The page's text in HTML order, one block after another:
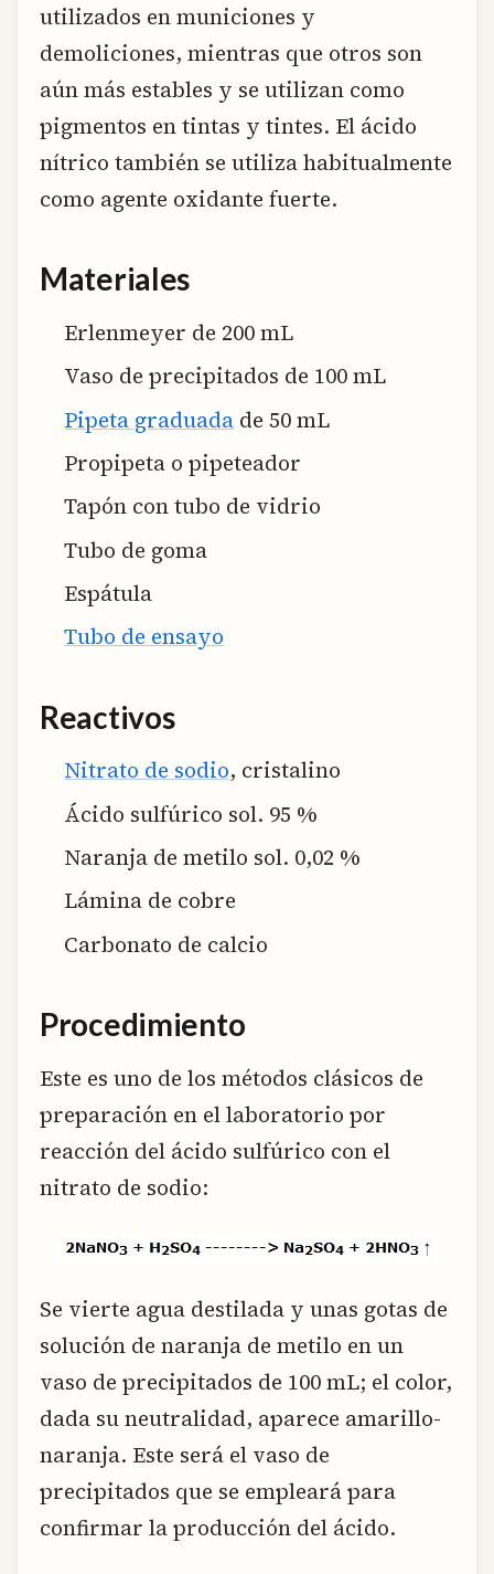
utilizados en municiones y
demoliciones, mientras que otros son
aún más estables y se utilizan como
pigmentos en tintas y tintes. El ácido
nítrico también se utiliza habitualmente
como agente oxidante fuerte.
Materiales
Erlenmeyer de 200 mL
Vaso de precipitados de 100 mL
Pipeta graduada de 50 mL
Propipeta o pipeteador
Tapón con tubo de vidrio
Tubo de goma
Espátula
Tubo de ensayo
Reactivos
Nitrato de sodio, cristalino
Ácido sulfúrico sol. 95 %
Naranja de metilo sol. 0,02 %
Lámina de cobre
Carbonato de calcio
Procedimiento
Este es uno de los métodos clásicos de
preparación en el laboratorio por
reacción del ácido sulfúrico con el
nitrato de sodio:
Se vierte agua destilada y unas gotas de
solución de naranja de metilo en un
vaso de precipitados de 100 mL; el color,
dada su neutralidad, aparece amarillo-
naranja. Este será el vaso de
precipitados que se empleará para
confirmar la producción del ácido.